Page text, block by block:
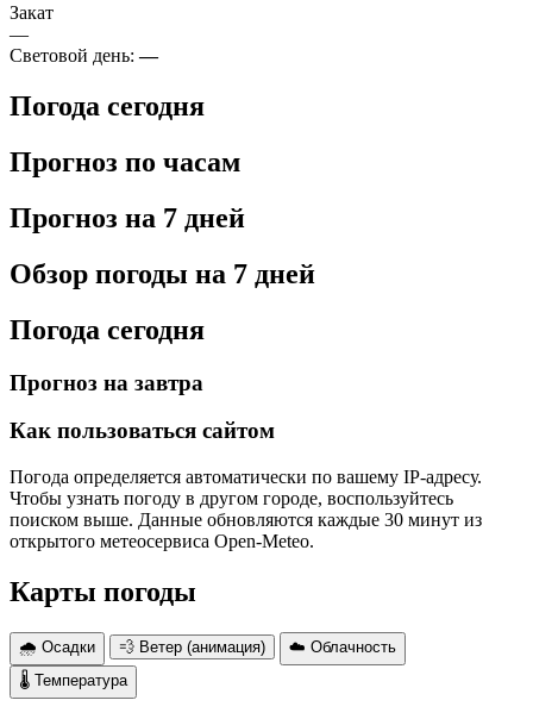
Закат
—
Световой день:—
Погода сегодня
Прогноз по часам
Прогноз на 7 дней
Обзор погоды на 7 дней
Погода сегодня
Прогноз на завтра
Как пользоваться сайтом
Погода определяется автоматически по вашему IP-адресу.
Чтобы узнать погоду в другом городе, воспользуйтесь
поиском выше. Данные обновляются каждые 30 минут из
открытого метеосервиса Open-Meteo.
Карты погоды
🌧 Осадки 💨 Ветер (анимация)
☁️ Облачность
🌡 Температура